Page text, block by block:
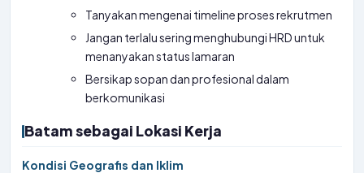
Tanyakan mengenai timeline proses rekrutmen
Jangan terlalu sering menghubungi HRD untuk
menanyakan status lamaran
Bersikap sopan dan profesional dalam
berkomunikasi
Batam sebagai Lokasi Kerja
Kondisi Geografis dan Iklim